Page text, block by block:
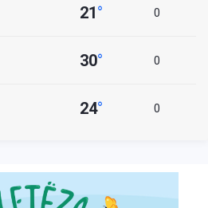
21° 0
30° 0
24° 0